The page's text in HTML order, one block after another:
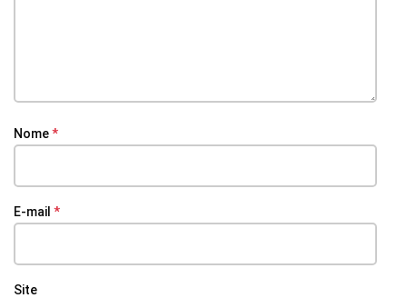
Nome*
E-mail *
Site